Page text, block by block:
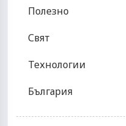
Полезно
Свят
Технологии
България